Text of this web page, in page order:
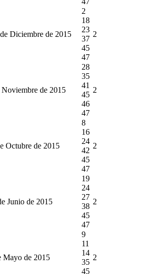
Diciembre de 2015
2
18
23
37
45
47
2
de 2015
28
35
41
45
46
47
2
Octubre de 2015
8
16
24
42
45
47
2
Junio de 2015
19
24
27
38
45
47
2
Mayo de 2015
9
11
14
35
45
2